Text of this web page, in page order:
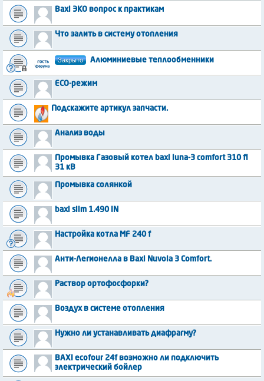
Baxi ЭКО вопрос к практикам
Что залить в систему отопления
Закрыто Алюминиевые теплообменники
ECO-режим
Подскажите артикул запчасти.
Анализ воды
Промывка Газовый котел baxi luna-3 comfort 310 fi
31 кВ
Промывка солянкой
baxi slim 1.490 IN
Настройка котла MF 240 f
Анти-Легионелла в Baxi Nuvola 3 Comfort.
Раствор ортофосфорки?
Воздух в системе отопления
Нужно ли устанавливать диафрагму?
BAXI ecofour 24f возможно ли подключить
электрический бойлер